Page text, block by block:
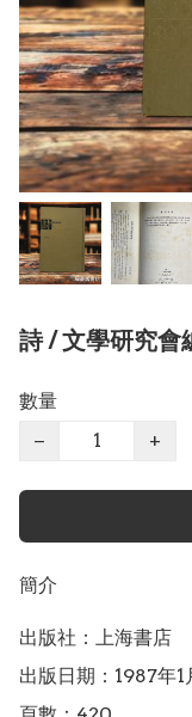
詩 / 文學研究會
數量
−
+
簡介
出版社：上海書店
出版日期：1987年1